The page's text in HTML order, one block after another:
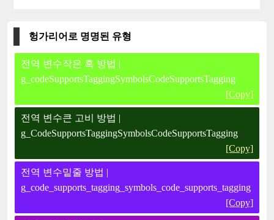
헝가리어로 명명된 유형
전역 변수작은 혹 방법 |
g_codeSupportsTaggingSymbolsCodeSupportsTagging
[Copy]
전역 변수큰 고비 방법 |
g_CodeSupportsTaggingSymbolsCodeSupportsTagging
[Copy]
전역 변수밑줄 방법 |
g_code_supports_tagging_symbols_code_supports_tagging
[Copy]